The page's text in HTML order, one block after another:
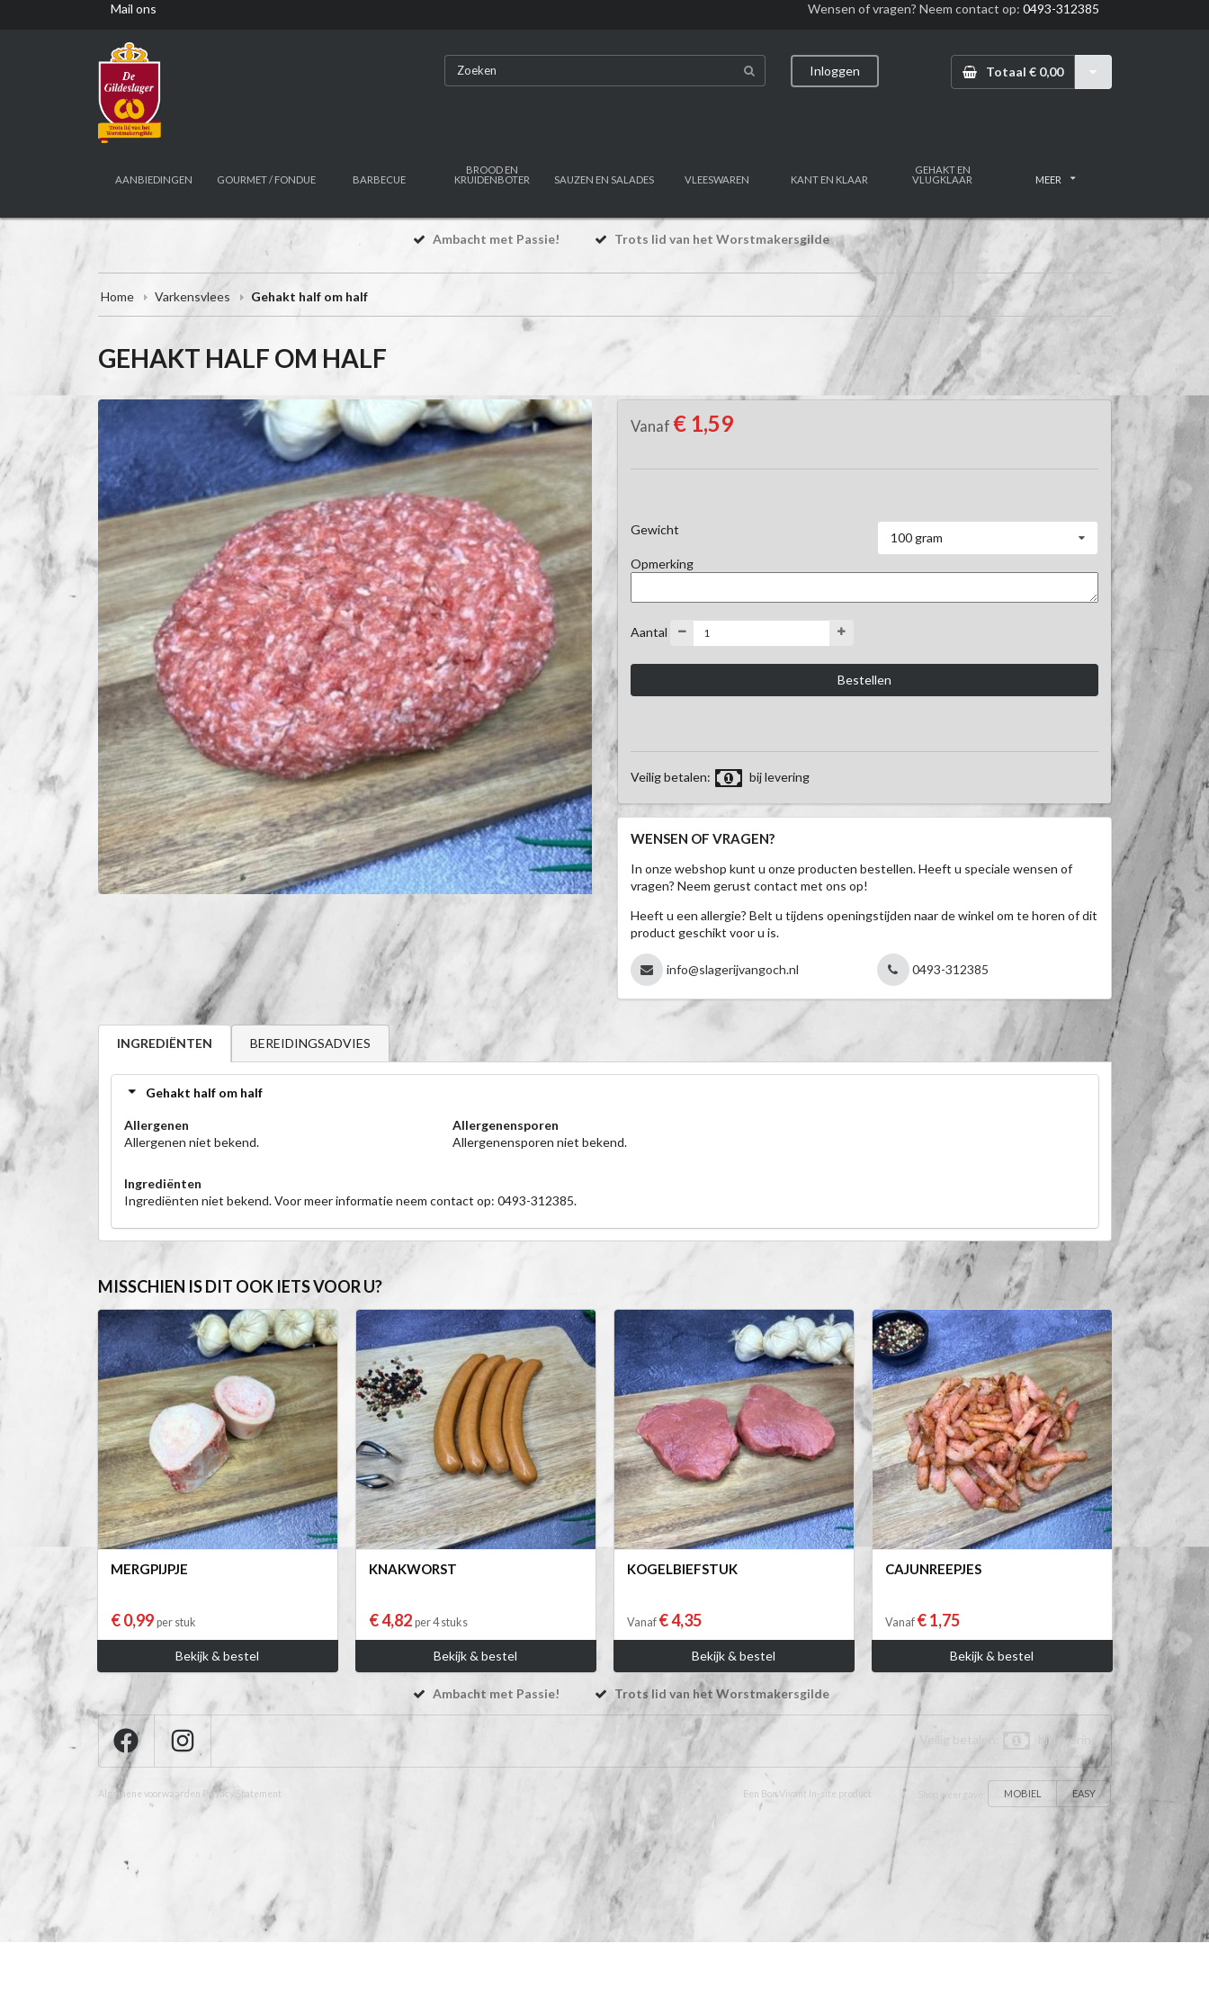
Mail ons Wensen of vragen? Neem contact op: 0493-312385
Inloggen Totaal € 0,00
AANBIEDINGEN GOURMET / FONDUE BARBECUE
BROOD EN
KRUIDENBOTER
SAUZEN EN SALADES VLEESWAREN KANT EN KLAAR
GEHAKT EN
VLUGKLAAR
MEER
Ambacht met Passie! Trots lid van het Worstmakersgilde
Home Varkensvlees Gehakt half om half
GEHAKT HALF OM HALF
Vanaf € 1,59
Gewicht
100 gram
Opmerking
Aantal
Veilig betalen: bij levering
WENSEN OF VRAGEN?
In onze webshop kunt u onze producten bestellen. Heeft u speciale wensen of
vragen? Neem gerust contact met ons op!
Heeft u een allergie? Belt u tijdens openingstijden naar de winkel om te horen of dit
product geschikt voor u is.
info@slagerijvangoch.nl 0493-312385
INGREDIËNTEN BEREIDINGSADVIES
Gehakt half om half
Allergenen
Allergenen niet bekend.
Allergenensporen
Allergenensporen niet bekend.
Ingrediënten
Ingrediënten niet bekend. Voor meer informatie neem contact op: 0493-312385.
MISSCHIEN IS DIT OOK IETS VOOR U?
MERGPIJPJE
€ 0,99 per stuk
Bekijk & bestel
KNAKWORST
€ 4,82 per 4 stuks
Bekijk & bestel
KOGELBIEFSTUK
Vanaf € 4,35
Bekijk & bestel
CAJUNREEPJES
Vanaf € 1,75
Bekijk & bestel
Ambacht met Passie! Trots lid van het Worstmakersgilde
bij levering
Algemene voorwaarden Privacy Statement Een Bon Vivant In-site product Shop weergave: MOBIEL EASY